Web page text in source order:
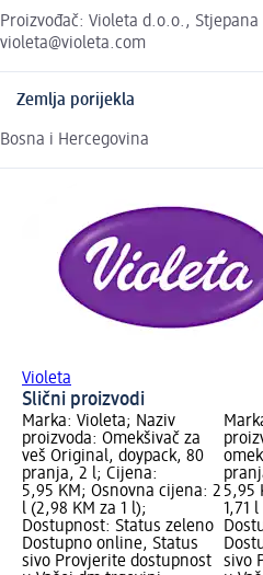
Proizvođač: Violeta d.o.o., Stjepana
violeta@violeta.com
Zemlja porijekla
Bosna i Hercegovina
Violeta
Slični proizvodi
Marka: Violeta; Naziv
proizvoda: Omekšivač za
veš Original, doypack, 80
pranja, 2 l; Cijena:
5,95 KM; Osnovna cijena: 2
l (2,98 KM za 1 l);
Dostupnost: Status zeleno
Dostupno online, Status
sivo Provjerite dostupnost
5,95
1,71
sivo